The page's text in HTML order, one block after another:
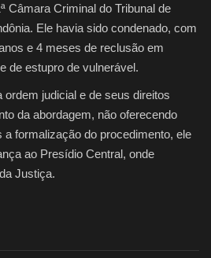
Câmara Criminal do Tribunal de
Ele havia sido condenado, com
e 4 meses de reclusão em
de estupro de vulnerável.
ordem judicial e de seus direitos
da abordagem, não oferecendo
a formalização do procedimento, ele
ao Presídio Central, onde
Justiça.